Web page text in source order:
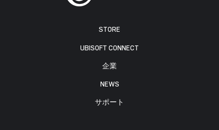
STORE
UBISOFT CONNECT
企業
NEWS
サポート